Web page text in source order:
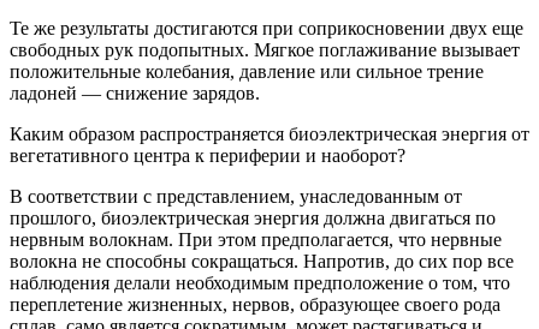
Те же результаты достигаются при соприкосновении двух еще
свободных рук подопытных. Мягкое поглаживание вызывает
положительные колебания, давление или сильное трение
ладоней — снижение зарядов.
Каким образом распространяется биоэлектрическая энергия от
вегетативного центра к периферии и наоборот?
В соответствии с представлением, унаследованным от
прошлого, биоэлектрическая энергия должна двигаться по
нервным волокнам. При этом предполагается, что нервные
волокна не способны сокращаться. Напротив, до сих пор все
наблюдения делали необходимым предположение о том, что
переплетение жизненных, нервов, образующее своего рода